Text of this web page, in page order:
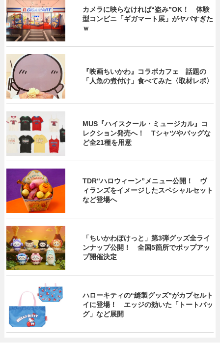
カメラに映らなければ“盗み”OK！ 体験
型コンビニ「ギガマート展」がヤバすぎた
ｗ
『映画ちいかわ』コラボカフェ 話題の
「人魚の煮付け」食べてみた〈取材レポ〉
MUS『ハイスクール・ミュージカル』コ
レクション発売へ！ Tシャツやバッグな
ど全21種を用意
TDR“ハロウィーン”メニュー公開！ ヴ
ィランズをイメージしたスペシャルセット
など登場へ
「ちいかわぽけっと」第3弾グッズ全ライ
ンナップ公開！ 全国5箇所でポップアッ
プ開催決定
ハローキティの“縫製グッズ”がカプセルト
イに登場！ エッジの効いた「トートバッ
グ」など展開